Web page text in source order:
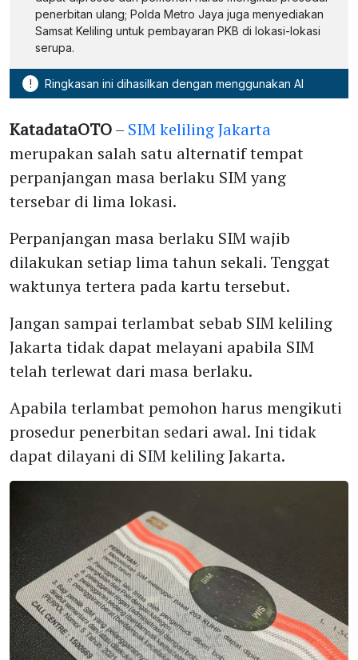
penerbitan ulang; Polda Metro Jaya juga menyediakan
Samsat Keliling untuk pembayaran PKB di lokasi-lokasi
serupa.
! Ringkasan ini dihasilkan dengan menggunakan AI
KatadataOTO– SIM keliling Jakarta
merupakan salah satu alternatif tempat
perpanjangan masa berlaku SIM yang
tersebar di lima lokasi.
Perpanjangan masa berlaku SIM wajib
dilakukan setiap lima tahun sekali. Tenggat
waktunya tertera pada kartu tersebut.
Jangan sampai terlambat sebab SIM keliling
Jakarta tidak dapat melayani apabila SIM
telah terlewat dari masa berlaku.
Apabila terlambat pemohon harus mengikuti
prosedur penerbitan sedari awal. Ini tidak
dapat dilayani di SIM keliling Jakarta.